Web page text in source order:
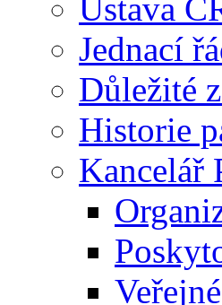
Ústava
Jednací
Důležité
Historie
Kancelář